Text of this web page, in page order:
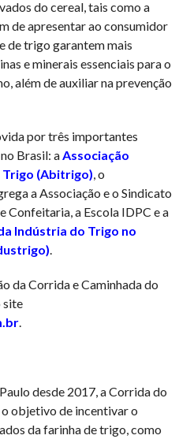
do cereal, tais como a
de apresentar ao consumidor
de trigo garantem mais
e minerais essenciais para o
além de auxiliar na prevenção
por três importantes
Brasil: a Associação
(Abitrigo) , o
a Associação e o Sindicato
Confeitaria, a Escola IDPC e a
Indústria do Trigo no
da Corrida e Caminhada do
site
.
desde 2017, a Corrida do
objetivo de incentivar o
da farinha de trigo, como